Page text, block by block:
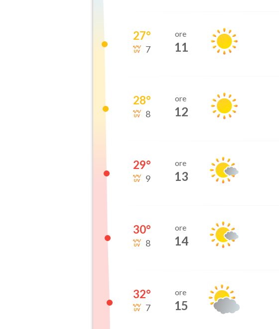
27°
7
ore
11
28°
8
ore
12
29°
9
ore
13
30°
8
ore
14
32°
7
ore
15